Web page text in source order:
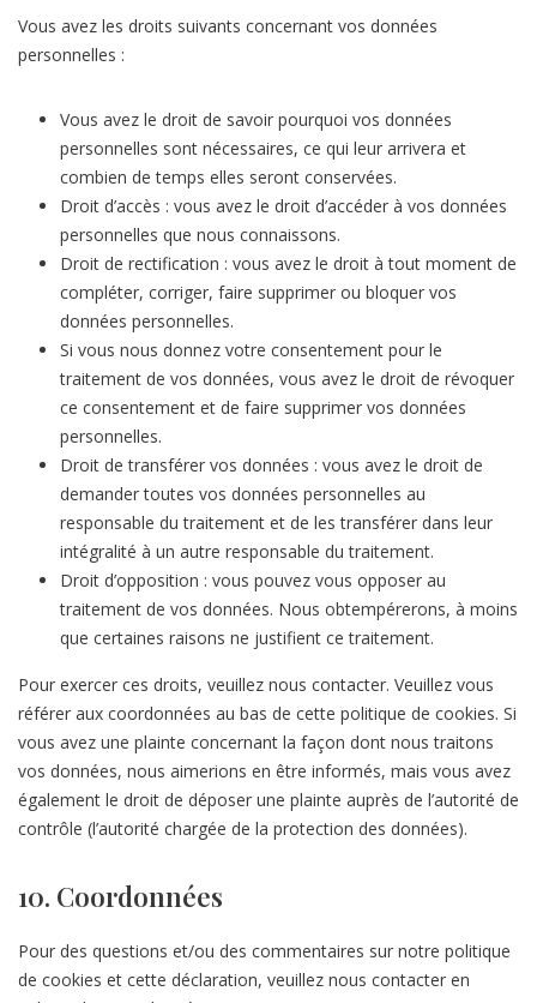
Vous avez les droits suivants concernant vos données
personnelles :
Vous avez le droit de savoir pourquoi vos données
personnelles sont nécessaires, ce qui leur arrivera et
combien de temps elles seront conservées.
Droit d’accès : vous avez le droit d’accéder à vos données
personnelles que nous connaissons.
Droit de rectification : vous avez le droit à tout moment de
compléter, corriger, faire supprimer ou bloquer vos
données personnelles.
Si vous nous donnez votre consentement pour le
traitement de vos données, vous avez le droit de révoquer
ce consentement et de faire supprimer vos données
personnelles.
Droit de transférer vos données : vous avez le droit de
demander toutes vos données personnelles au
responsable du traitement et de les transférer dans leur
intégralité à un autre responsable du traitement.
Droit d’opposition : vous pouvez vous opposer au
traitement de vos données. Nous obtempérerons, à moins
que certaines raisons ne justifient ce traitement.
Pour exercer ces droits, veuillez nous contacter. Veuillez vous
référer aux coordonnées au bas de cette politique de cookies. Si
vous avez une plainte concernant la façon dont nous traitons
vos données, nous aimerions en être informés, mais vous avez
également le droit de déposer une plainte auprès de l’autorité de
contrôle (l’autorité chargée de la protection des données).
10. Coordonnées
Pour des questions et/ou des commentaires sur notre politique
de cookies et cette déclaration, veuillez nous contacter en